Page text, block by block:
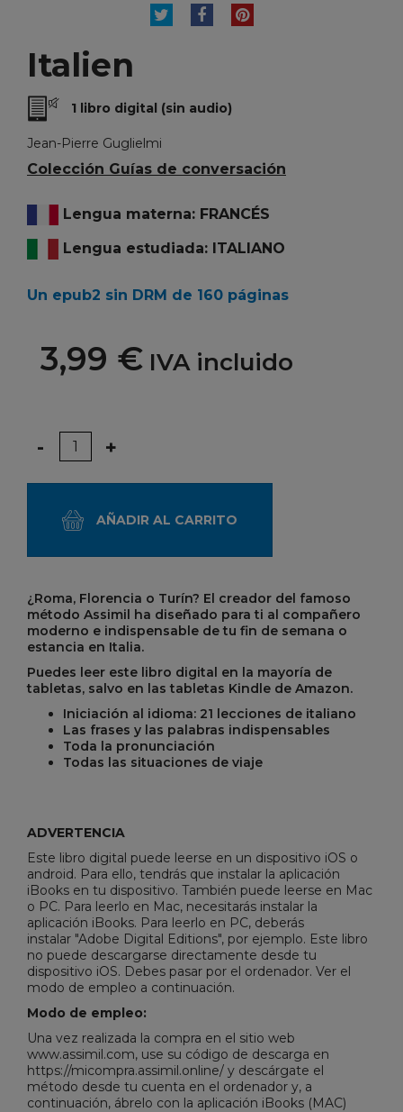
TUITEARCOMPARTIR
PINTEREST
Italien
1 libro digital (sin audio)
Jean-Pierre Guglielmi
Colección Guías de conversación
Lengua materna: FRANCÉS
Lengua estudiada: ITALIANO
Un epub2 sin DRM de 160 páginas
3,99 € IVA incluido
Cantidad
- +
AÑADIR AL CARRITO
¿Roma, Florencia o Turín? El creador del famoso
método Assimil ha diseñado para ti al compañero
moderno e indispensable de tu fin de semana o
estancia en Italia.
Puedes leer este libro digital en la mayoría de
tabletas, salvo en las tabletas Kindle de Amazon.
Iniciación al idioma: 21 lecciones de italiano
Las frases y las palabras indispensables
Toda la pronunciación
Todas las situaciones de viaje
ADVERTENCIA
Este libro digital puede leerse en un dispositivo iOS o
android. Para ello, tendrás que instalar la aplicación
iBooks en tu dispositivo. También puede leerse en Mac
o PC. Para leerlo en Mac, necesitarás instalar la
aplicación iBooks. Para leerlo en PC, deberás
instalar "Adobe Digital Editions", por ejemplo. Este libro
no puede descargarse directamente desde tu
dispositivo iOS. Debes pasar por el ordenador. Ver el
modo de empleo a continuación.
Modo de empleo:
Una vez realizada la compra en el sitio web
www.assimil.com, use su código de descarga en
https://micompra.assimil.online/ y descárgate el
método desde tu cuenta en el ordenador y, a
continuación, ábrelo con la aplicación iBooks (MAC)